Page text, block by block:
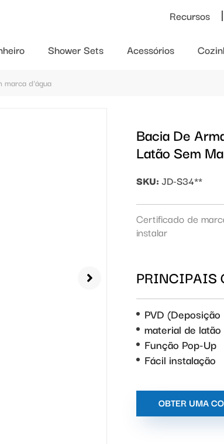
Recursos
Shower Sets Acessórios
marca d'água
Bacia De
Latão Sem
SKU:JD-S34**
Certificado de
instalar
PRINCIPAIS
PVD
material de
Função Pop-Up
Fácil instalação
OBTER UMA